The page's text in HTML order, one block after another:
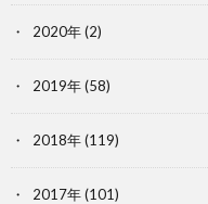
2020年(2)
2019年(58)
2018年(119)
2017年(101)